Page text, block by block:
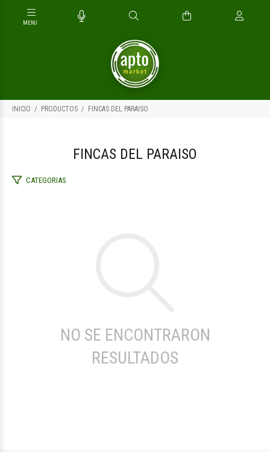
INICIO PRODUCTOS FINCAS DEL PARAISO
FINCAS DEL PARAISO
CATEGORIAS
NO SE ENCONTRARON
RESULTADOS